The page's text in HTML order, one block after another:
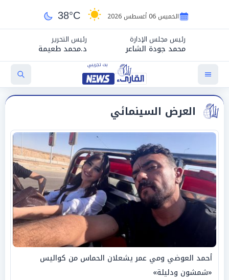
الخميس 06 أغسطس 2026 38°C
رئيس مجلس الإدارة
محمد جودة الشاعر
رئيس التحرير
د.محمد طعيمة
العرض السينمائي
أحمد العوضي ومي عمر يشعلان الحماس من كواليس
«شمشون ودليلة»